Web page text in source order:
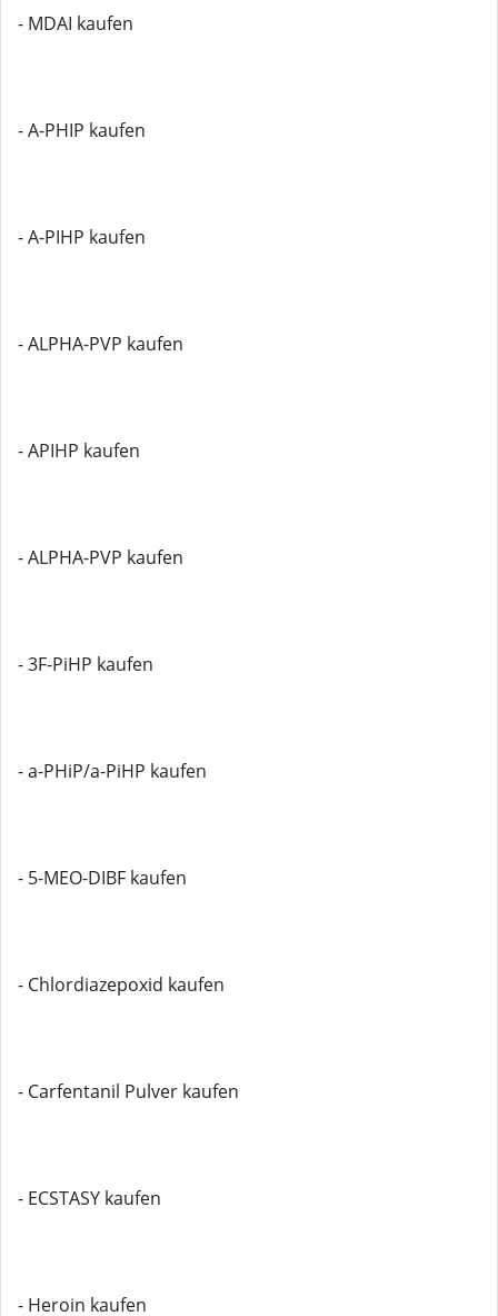
- MDAI kaufen
- A-PHIP kaufen
- A-PIHP kaufen
- ALPHA-PVP kaufen
- APIHP kaufen
- ALPHA-PVP kaufen
- 3F-PiHP kaufen
- a-PHiP/a-PiHP kaufen
- 5-MEO-DIBF kaufen
- Chlordiazepoxid kaufen
- Carfentanil Pulver kaufen
- ECSTASY kaufen
- Heroin kaufen